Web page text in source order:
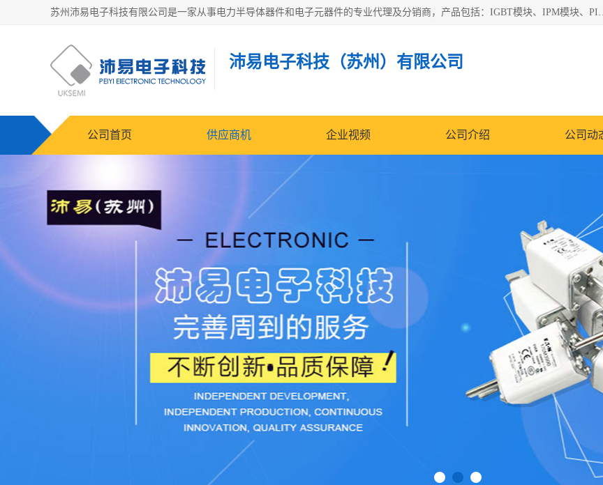
苏州沛易电子科技有限公司是一家从事电力半导体器件和电子元器件的专业代理及分销商，产
沛易电子科技（苏州）有限公司
公司首页 供应商机 企业视频 公司介绍 公司动